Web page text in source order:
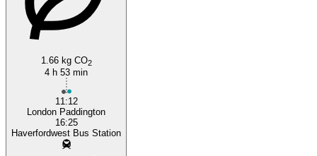
1.66 kg CO2
4 h 53 min
11:12
London Paddington
16:25
Haverfordwest Bus Station